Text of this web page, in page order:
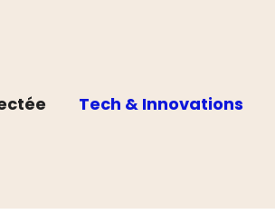
Tech & Innovations